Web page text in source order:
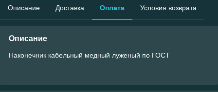
Описание Доставка Оплата Условия возврата
Описание
Наконечник кабельный медный луженый по ГОСТ